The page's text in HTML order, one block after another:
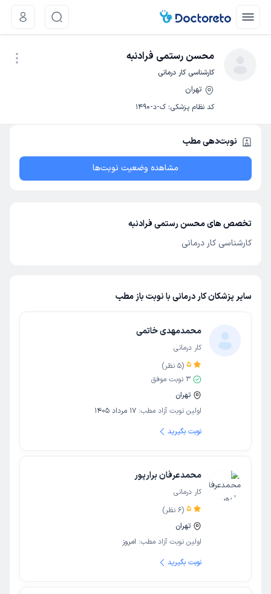
محسن رستمی فرادنبه
کارشناسی کار درمانی
تهران
کد نظام پزشکی: ک-د-1490
نوبت‌دهی مطب
مشاهده وضعیت نوبت‌ها
تخصص های محسن رستمی فرادنبه
کارشناسی کار درمانی
سایر پزشکان کار درمانی با نوبت باز مطب
محمدمهدی خاتمی
کار درمانی
5
(
5 نظر)
3 نوبت موفق
تهران
اولین نوبت آزاد مطب: 17 مرداد 1405
نوبت بگیرید
محمدعرفان برارپور
کار درمانی
5
(
6 نظر)
تهران
اولین نوبت آزاد مطب: امروز
نوبت بگیرید